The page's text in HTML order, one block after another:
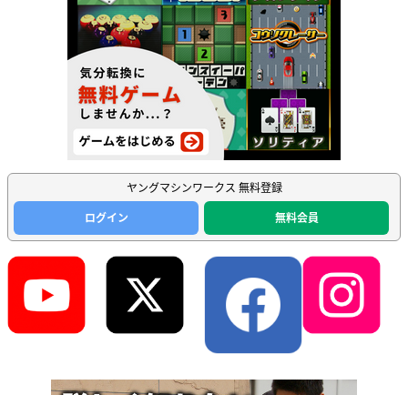
ヤングマシンワークス 無料登録
ログイン
無料会員